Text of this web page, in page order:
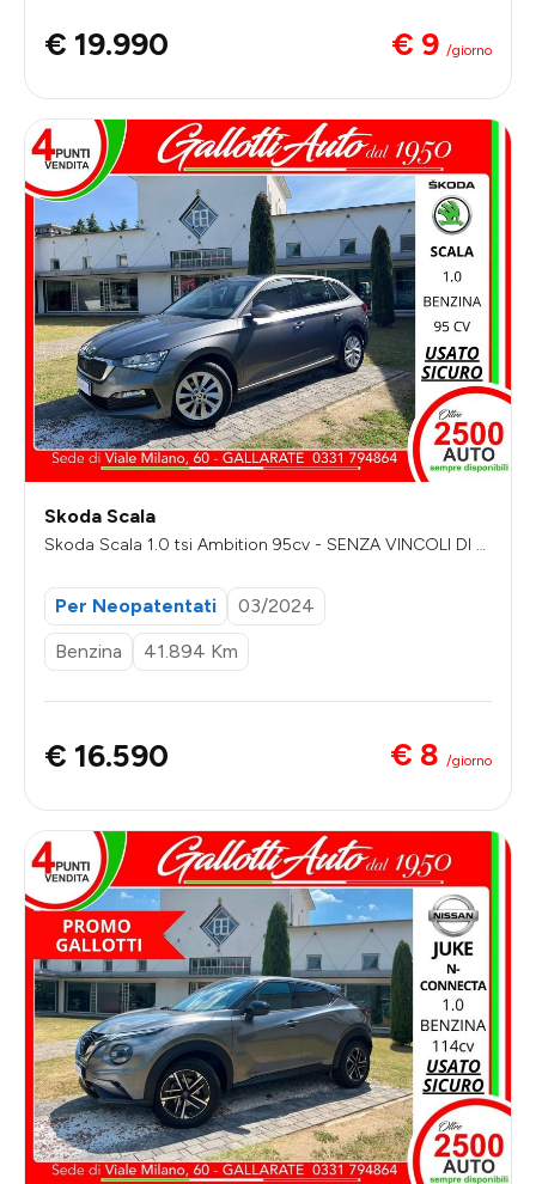
€ 19.990 € 9 /giorno
Skoda Scala
Skoda Scala 1.0 tsi Ambition 95cv - SENZA VINCOLI DI FI
Per Neopatentati
03/2024
Benzina
41.894 Km
€ 16.590 € 8 /giorno